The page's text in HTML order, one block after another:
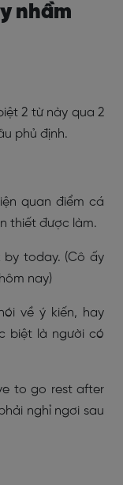
nhầm
2 từ này qua 2
phủ định.
quan điểm cá
thiết được làm.
by today. (Cô ấy
nay)
về ý kiến, hay
biệt là người có
to go rest after
nghỉ ngơi sau